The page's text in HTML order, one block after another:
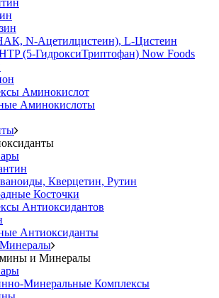
N-Ацетилцистеин), L-Цистеин
(5-ГидроксиТриптофан) Now Foods
Аминокислот
Аминокислоты
Кверцетин, Рутин
Косточки
Антиоксидантов
Антиоксиданты
и Минералы
Минеральные Комплексы